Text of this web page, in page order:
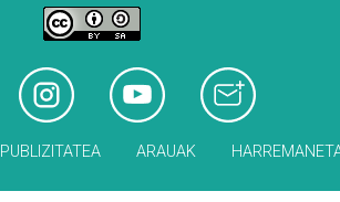
PUBLIZITATEA ARAUAK